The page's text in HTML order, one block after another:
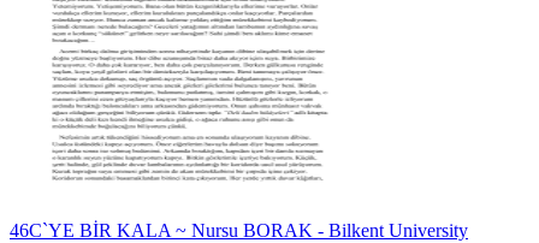
46C`YE BİR KALA ~ Nursu BORAK - Bilkent University